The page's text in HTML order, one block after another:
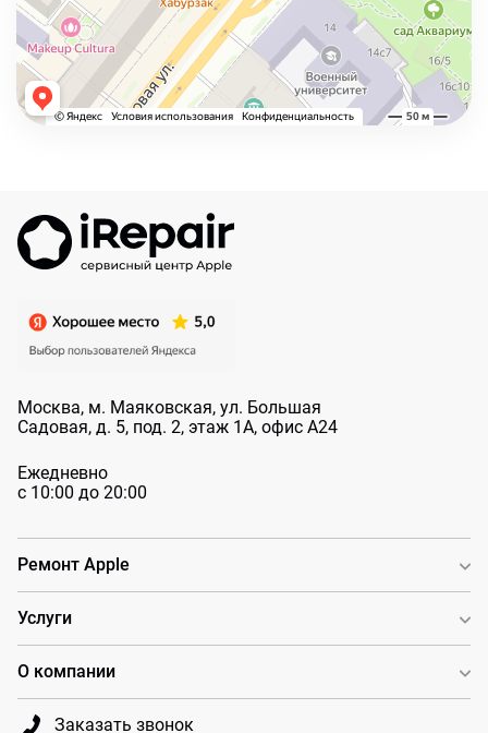
Москва, м. Маяковская, ул. Большая
Садовая, д. 5, под. 2, этаж 1А, офис А24
Ежедневно
с 10:00 до 20:00
Заказать звонок
Ремонт Apple
Услуги
О компании